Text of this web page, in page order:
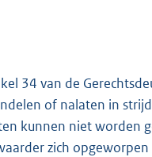
34 van de
of nalaten in
kunnen niet worden
zich